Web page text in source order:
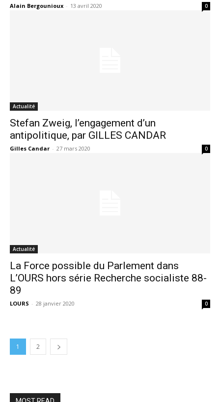
Alain Bergounioux - 13 avril 2020 0
Actualité
Stefan Zweig, l’engagement d’un
antipolitique, par GILLES CANDAR
Gilles Candar - 27 mars 2020 0
Actualité
La Force possible du Parlement dans
L’OURS hors série Recherche socialiste 88-
89
LOURS - 28 janvier 2020 0
1 2